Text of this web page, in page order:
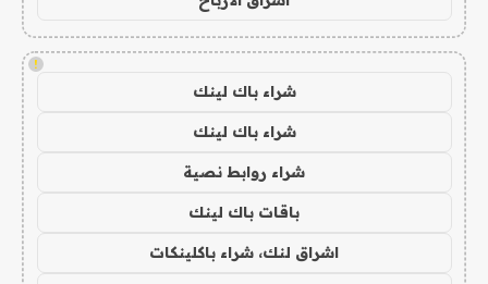
!
شراء باك لينك
شراء باك لينك
شراء روابط نصية
باقات باك لينك
اشراق لنك، شراء باكلينكات